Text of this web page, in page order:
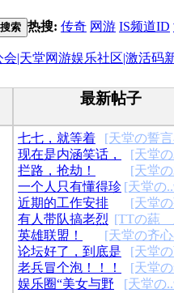
搜索 热搜: 传奇 网游 IS频道ID
|天堂网游娱乐社区|激活码
最新帖子
[天堂の誓
七七，就等着
你喊“小毕..
[天堂
现在是内涵笑话，
冷笑话..
[天堂
拦路，抢劫！
[天堂の
一个人只有懂得珍
惜现在..
[天堂
近期的工作安排
[TTの蒓
有人带队搞老烈
火吗~~~~..
[天堂の齐
英雄联盟！
[天堂
论坛好了，到底是
我卡，..
[天堂
老兵冒个泡！！！
[天堂の
娱乐圈“美女与野